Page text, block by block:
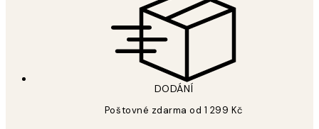
DODÁNÍ
Poštovné zdarma od 1 299 Kč